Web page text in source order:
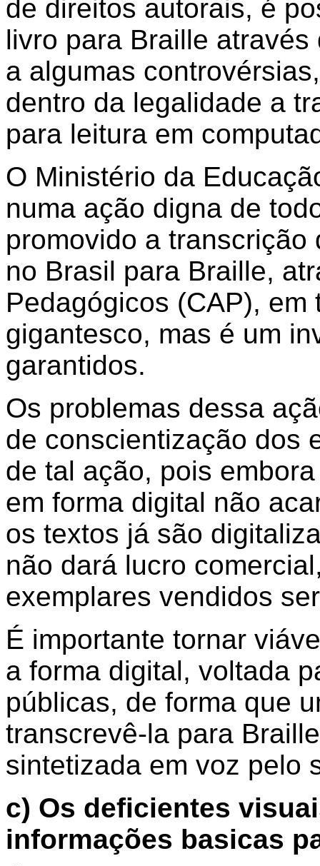
de direitos autorais, é
livro para Braille
a algumas
dentro da legalidade a
para leitura em
O Ministério da
numa ação digna de
promovido a
no Brasil para Braille,
Pedagógicos (CAP),
gigantesco, mas é um
garantidos.
Os problemas dessa
de conscientização dos
de tal ação, pois
em forma digital não
os textos já são
não dará lucro
exemplares vendidos
É importante tornar
a forma digital, voltada
públicas, de forma que
transcrevê-la para
sintetizada em voz pelo
c) Os deficientes
informações basicas